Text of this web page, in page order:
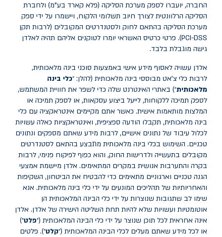
החברה, יועברו לספק מערכת הסליקה (פלא קארד בע"מ) ולחברת
הסליקה הרלוונטית לצורך חיוב תשלומי הלקוח, ויישמרו על ידי ספק
מערכת הסליקה בהתאם לחוק ולסטנדרטים המקובלים (לרבות תקן
PCI-DSS). פרטי כרטיס האשראי יומרו לטוקנים אליהם תהיה לאלדן
גישה מוגבלת בלבד.
אלדן עשויה לאסוף מידע אישי באמצעות סוכני בינה מלאכותית,
לרבות כלי צ'אט מבוססי בינה מלאכותית (להלן: ״כלי בינה
מלאכותית״) באתרי האינטרנט שלה כדי לשפר את חוויית המשתמש,
לספק תמיכה ללקוחות, לייעל ביצוע עסקאות, או לספק תמיכה או
המלצות מותאמות אישית. כאשר אתם מקיימים אינטראקציה עם כלי
בינה מלאכותית, תקבלו הודעה ספציפית, ואינטראקציות כאלה עשויות
לכלול עיבוד של נתונים אישיים, לרבות מידע שאתם מספקים ונתונים
טכניים. השימוש בכלי בינה מלאכותית מתבצע בהתאם לסטנדרטים
מקובלים בתעשייה ולדרישות החוק, והוא כפוף לפיקוח פנימי, לרבות
בקרה והתערבות אנושית במקרים המתאימים. אלדן מיישמת אמצעי
הגנה טכניים וארגוניים מתאימים כדי להבטיח את הביטחון, השקיפות
והאחריותיות של תהליכים המונעים על ידי כלי בינה מלאכותית. אנא
שימו לב שתגובות שנוצרות על ידי כלי הבינה המלאכותית הן
אוטומטיות ועשויות שלא להיות תחת השליטה הישירה של אלדן. אלדן
אינה אחראית לכל תוכן שנוצר על ידי כלי הבינה המלאכותית (״פלט״)
או לכל מידע שאתם מעלים לכלי הבינה המלאכותית (״קלט״). פלטים